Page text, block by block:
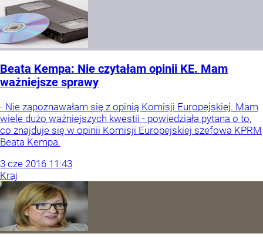
Beata Kempa: Nie czytałam opinii KE. Mam
ważniejsze sprawy
- Nie zapoznawałam się z opinią Komisji Europejskiej. Mam
wiele dużo ważniejszych kwestii - powiedziała pytana o to,
co znajduje się w opinii Komisji Europejskiej szefowa KPRM
Beata Kempa.
3 cze 2016 11:43
Kraj